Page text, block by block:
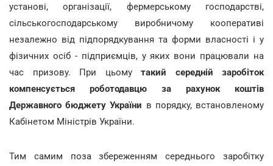
установі, організації, фермерському господарстві,
сільськогосподарському виробничому кооперативі
незалежно від підпорядкування та форми власності і у
фізичних осіб - підприємців, у яких вони працювали на
час призову. При цьому такий середній заробіток
компенсується роботодавцю за рахунок коштів
Державного бюджету України в порядку, встановленому
Кабінетом Міністрів України.
Тим самим поза збереженням середнього заробітку